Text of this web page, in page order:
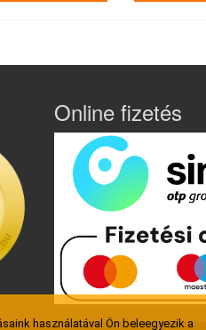
Online fizetés
használatával Ön beleegyezik a